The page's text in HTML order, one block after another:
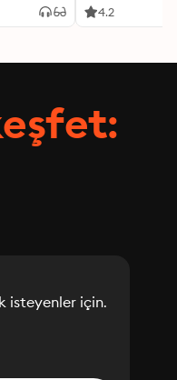
4.2
isteyenler için.